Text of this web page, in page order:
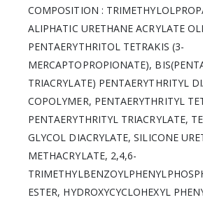
COMPOSITION :
ALIPHATIC URETHANE ACRYLATE
PENTAERYTHRITOL TETRAKIS (3-
MERCAPTOPROPIONATE),
TRIACRYLATE) PENTAERYTHRITYL
COPOLYMER, PENTAERYTHRITYL
PENTAERYTHRITYL TRIACRYLATE,
GLYCOL DIACRYLATE, SILICONE
METHACRYLATE, 2,4,6-
ESTER, HYDROXYCYCLOHEXYL